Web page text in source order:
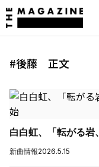
#後藤 正文
白白虹、「転がる
新曲情報2026.5.15